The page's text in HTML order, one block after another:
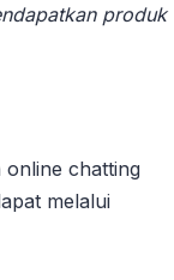
produk
online chatting
melalui